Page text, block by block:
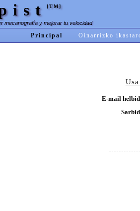
[TM]
mecanografía y mejorar tu velocidad
Principal Oinarrizko
E-mail